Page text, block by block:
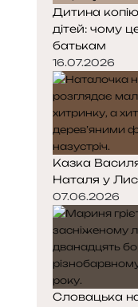
Дитина
дітей: чому
батькам
16.07.2026
Казка
Наталя у
07.06.2026
Словацька